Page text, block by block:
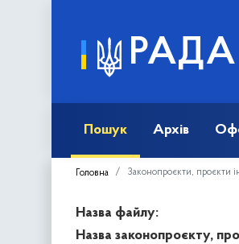
РАДА
Пошук Архів
Головна Законопроєкти, проєкти
Назва файлу:
Назва законопроєкту,